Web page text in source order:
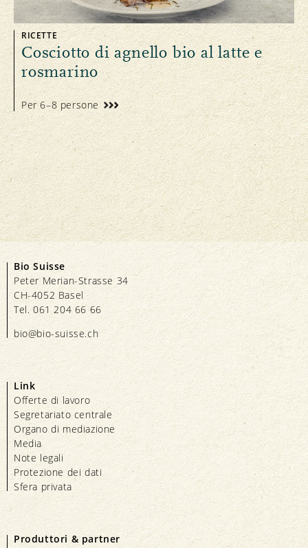
RICETTE
Cosciotto di agnello bio al latte e
rosmarino
Per 6–8 persone
Bio Suisse
Peter Merian-Strasse 34
CH-4052 Basel
Tel. 061 204 66 66
bio@bio-suisse.ch
Link
Offerte di lavoro
Segretariato centrale
Organo di mediazione
Media
Note legali
Protezione dei dati
Sfera privata
Produttori & partner